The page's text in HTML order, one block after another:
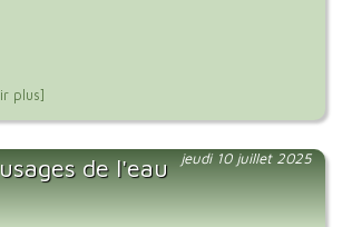
plus]
jeudi 10 juillet 2025
de l'eau